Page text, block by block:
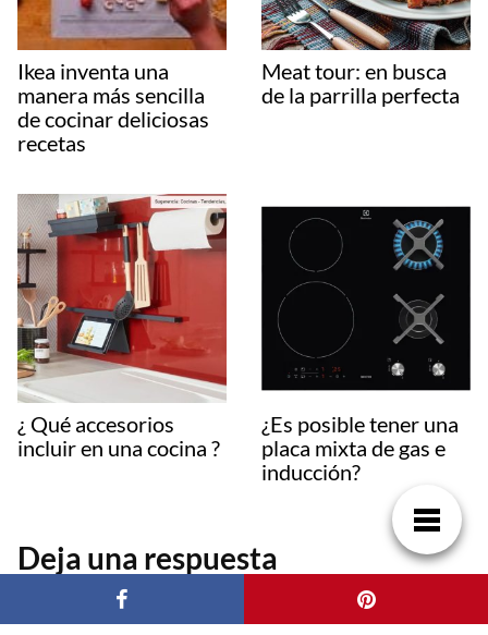
Ikea inventa una
manera más sencilla
de cocinar deliciosas
recetas
Meat tour: en busca
de la parrilla perfecta
¿ Qué accesorios
incluir en una cocina ?
¿Es posible tener una
placa mixta de gas e
inducción?
Deja una respuesta
Tu dirección de correo electrónico no será publicada.
Los campos